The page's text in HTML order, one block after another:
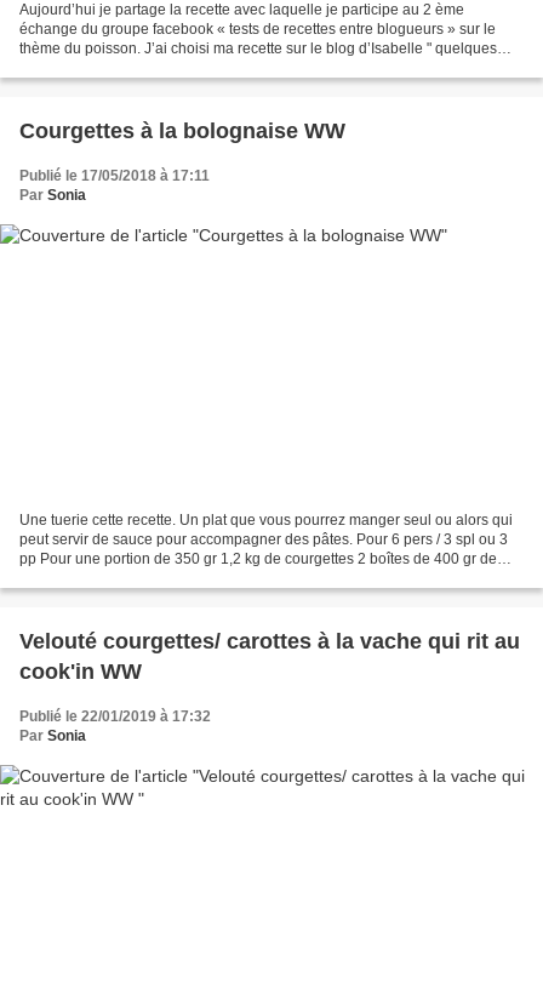
Aujourd’hui je partage la recette avec laquelle je participe au 2 ème
échange du groupe facebook « tests de recettes entre blogueurs » sur le
thème du poisson. J’ai choisi ma recette sur le blog d’Isabelle " quelques
Courgettes à la bolognaise WW
Publié le 17/05/2018 à 17:11
Par Sonia
Une tuerie cette recette. Un plat que vous pourrez manger seul ou alors qui
peut servir de sauce pour accompagner des pâtes. Pour 6 pers / 3 spl ou 3
pp Pour une portion de 350 gr 1,2 kg de courgettes 2 boîtes de 400 gr de
Velouté courgettes/ carottes à la vache qui rit au
cook'in WW
Publié le 22/01/2019 à 17:32
Par Sonia